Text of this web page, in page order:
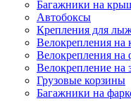
Багажники на
Автобоксы
Крепления для
Велокрепления
Велокрепления на
Велокрепление на
Грузовые корзины
Багажники на